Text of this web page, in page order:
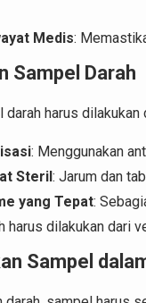
Medis:
Sampel Darah
harus
: Menggunakan
Steril: Jarum dan
yang Tepat:
harus dilakukan dari
Sampel